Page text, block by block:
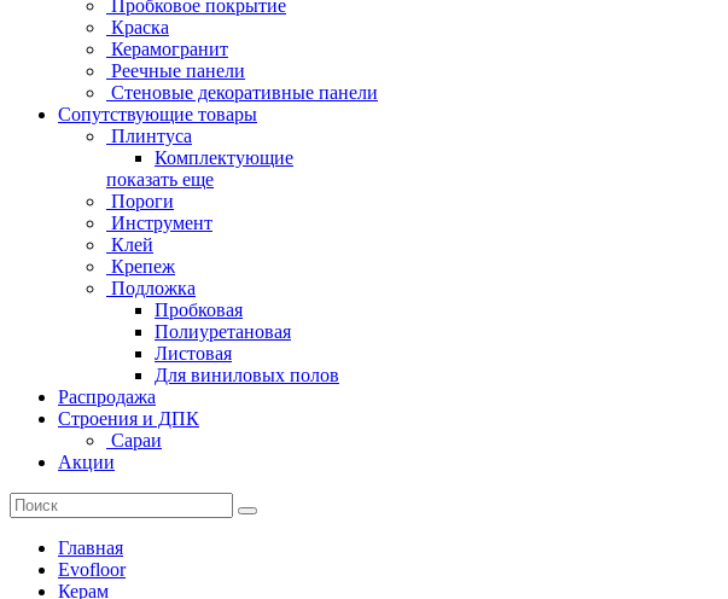
Пробковое покрытие
Краска
Керамогранит
Реечные панели
Стеновые декоративные панели
Сопутствующие товары
Плинтуса
Комплектующие
показать еще
Пороги
Инструмент
Клей
Крепеж
Подложка
Пробковая
Полиуретановая
Листовая
Для виниловых полов
Распродажа
Строения и ДПК
Сараи
Акции
Главная
Evofloor
Керам